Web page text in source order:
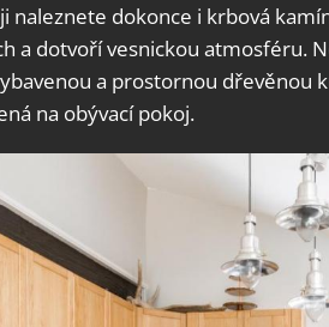
naleznete dokonce i krbová
a dotvoří vesnickou atmosféru.
a prostornou dřevěnou
na obývací pokoj.